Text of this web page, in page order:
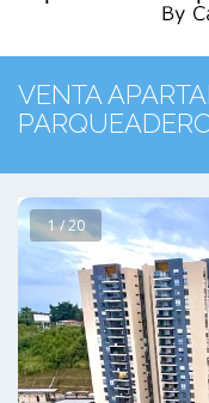
VENTA
1 / 20